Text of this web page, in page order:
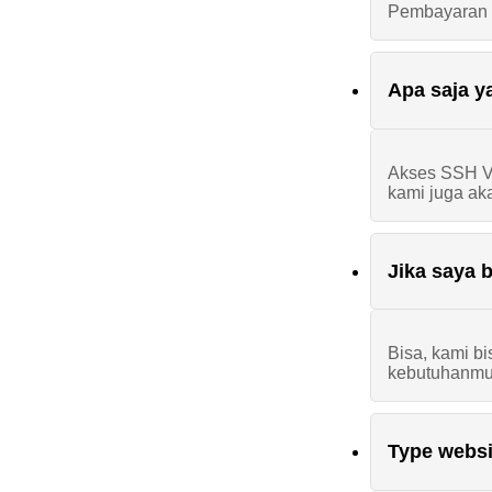
Apa saja
Akses SSH
kami juga
Jika saya
Bisa, kami
Type